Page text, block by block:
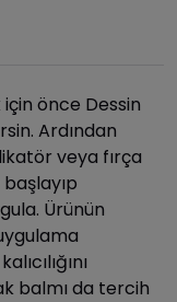
önce Dessin
Ardından
veya fırça
Ürünün
balmı da tercih